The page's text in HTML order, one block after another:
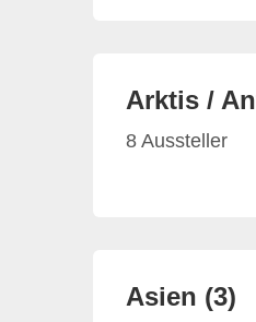
Arktis /
8 Aussteller
Asien (3)